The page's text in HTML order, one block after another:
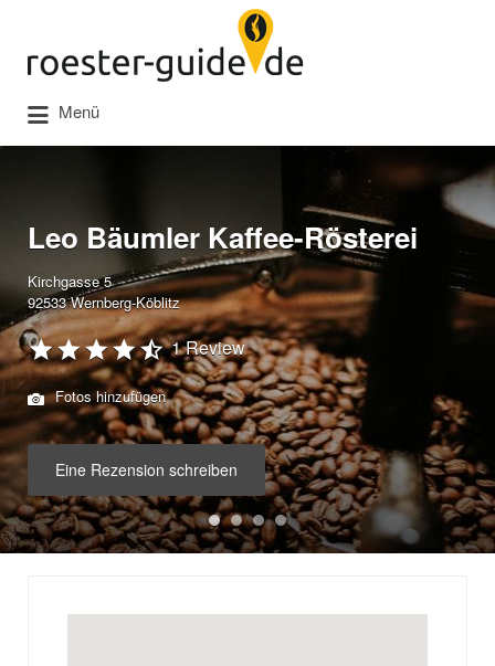
Menü
Leo Bäumler Kaffee-Rösterei
Kirchgasse 5
92533 Wernberg-Köblitz
1 Review
Fotos hinzufügen
Eine Rezension schreiben